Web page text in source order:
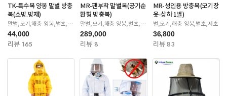
TK-특수복 양봉 말벌 방충
복(소방.방재)
말벌,모기,해충-양봉,벌초,제
초
44,000
리뷰 165
MR-팬부착 말벌복(공기순
환형 방충복)
말벌,모기,해충-양봉,벌초,제
초
289,000
리뷰 8
MR-성인용 방충복(모기장
옷-상하 1벌)
벌,모기,해충-양봉,벌초,제초
36,800
리뷰 83